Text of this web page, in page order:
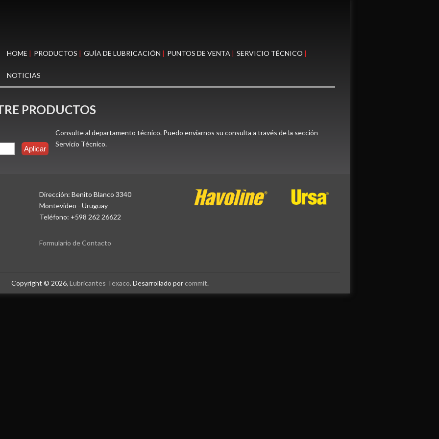
HOME PRODUCTOS GUÍA DE LUBRICACIÓN PUNTOS DE VENTA SERVICIO TÉCNICO
NOTICIAS
PRODUCTOS
Consulte al departamento técnico. Puedo enviarnos su consulta a través de la sección
Servicio Técnico.
Dirección: Benito Blanco 3340
Montevideo - Uruguay
Teléfono: +598 262 26622
Formulario de Contacto
Copyright © 2026, Lubricantes Texaco. Desarrollado por commit.